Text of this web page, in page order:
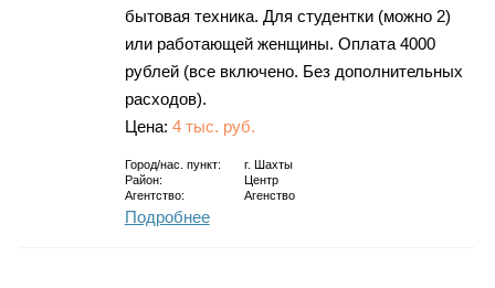
бытовая техника. Для студентки (можно 2)
или работающей женщины. Оплата 4000
рублей (все включено. Без дополнительных
расходов).
Цена: 4 тыс. руб.
Город/нас. пункт: г.
Шахты
Район:
Центр
Агентство:
Агенство
Подробнее